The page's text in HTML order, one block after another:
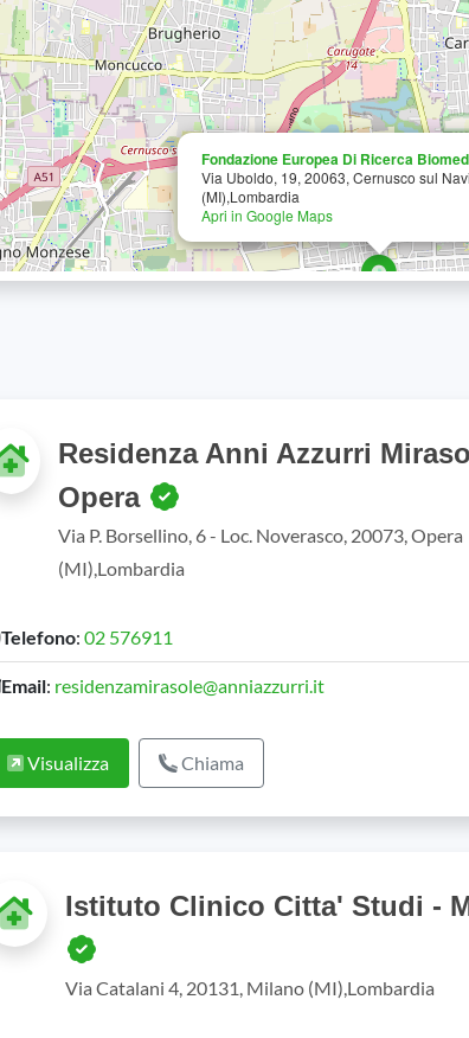
Fondazione Europea Di Ricerca
Via Uboldo, 19, 20063, Cernusco sul
(MI),Lombardia
Apri in Google Maps
Residenza Anni Azzurri
Opera
Via P. Borsellino, 6 - Loc. Noverasco, 20073, Opera
(MI),Lombardia
Telefono: 02 576911
Email: residenzamirasole@anniazzurri.it
Visualizza Chiama
Istituto Clinico Citta' Studi -
Via Catalani 4, 20131, Milano (MI),Lombardia